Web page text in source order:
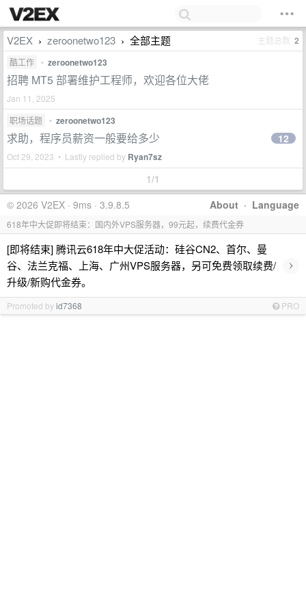
V2EX › zeroonetwo123 › 全部主题 主题总数 2
酷工作 • zeroonetwo123
招聘 MT5 部署维护工程师，欢迎各位大佬
Jan 11, 2025
职场话题
• zeroonetwo123
求助，程序员薪资一般要给多少
Oct 29, 2023 • Lastly replied by Ryan7sz
12
1/1
About · Language
© 2026 V2EX · 9ms · 3.9.8.5
618年中大促即将结束：国内外VPS服务器，99元起，续费代金券
[即将结束] 腾讯云618年中大促活动：硅谷CN2、首尔、曼
谷、法兰克福、上海、广州VPS服务器，另可免费领取续费/
升级/新购代金券。
›
Promoted byid7368 PRO